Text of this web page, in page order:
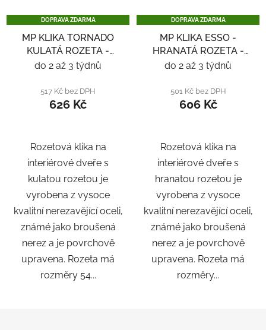
DOPRAVA ZDARMA
MP KLIKA TORNADO
KULATÁ ROZETA -
NEREZ
do 2 až 3 týdnů
517 Kč bez DPH
626 Kč
Rozetová klika na
interiérové ​​dveře s
kulatou rozetou je
vyrobena z vysoce
kvalitní nerezavějící oceli,
známé jako broušená
nerez a je povrchově
upravena. Rozeta má
rozměry 54...
DOPRAVA ZDARMA
MP KLIKA ESSO -
HRANATÁ ROZETA -
NEREZ
do 2 až 3 týdnů
501 Kč bez DPH
606 Kč
Rozetová klika na
interiérové ​​dveře s
hranatou rozetou je
vyrobena z vysoce
kvalitní nerezavějící oceli,
známé jako broušená
nerez a je povrchově
upravena. Rozeta má
rozměry...